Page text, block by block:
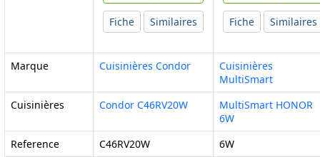
Fiche Similaires Fiche Similaires
Marque Cuisinières Condor
Cuisinières
MultiSmart
Cuisinières
Condor C46RV20W
MultiSmart HONOR
6W
Reference
C46RV20W
6W